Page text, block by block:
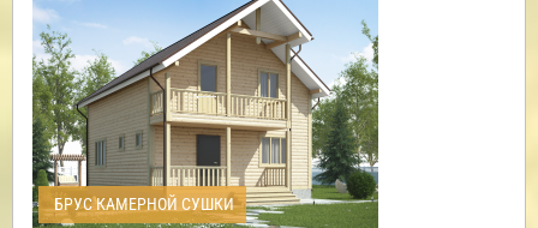
БРУС КАМЕРНОЙ СУШКИ